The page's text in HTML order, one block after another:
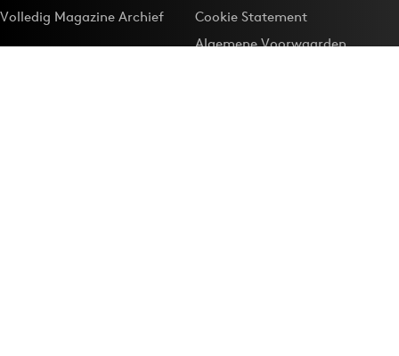
Volledig Magazine Archief
Cookie Statement
Algemene Voorwaarden